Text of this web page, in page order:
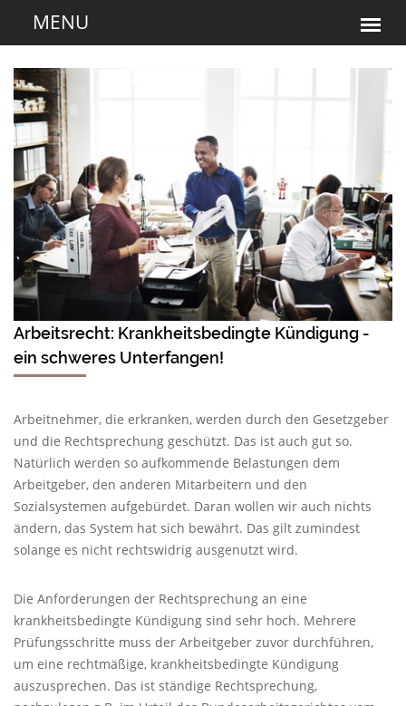
Arbeitsrecht: Krankheitsbedingte Kündigung -
ein schweres Unterfangen!
Arbeitnehmer, die erkranken, werden durch den Gesetzgeber
und die Rechtsprechung geschützt. Das ist auch gut so.
Natürlich werden so aufkommende Belastungen dem
Arbeitgeber, den anderen Mitarbeitern und den
Sozialsystemen aufgebürdet. Daran wollen wir auch nichts
ändern, das System hat sich bewährt. Das gilt zumindest
solange es nicht rechtswidrig ausgenutzt wird.
Die Anforderungen der Rechtsprechung an eine
krankheitsbedingte Kündigung sind sehr hoch. Mehrere
Prüfungsschritte muss der Arbeitgeber zuvor durchführen,
um eine rechtmäßige, krankheitsbedingte Kündigung
auszusprechen. Das ist ständige Rechtsprechung,